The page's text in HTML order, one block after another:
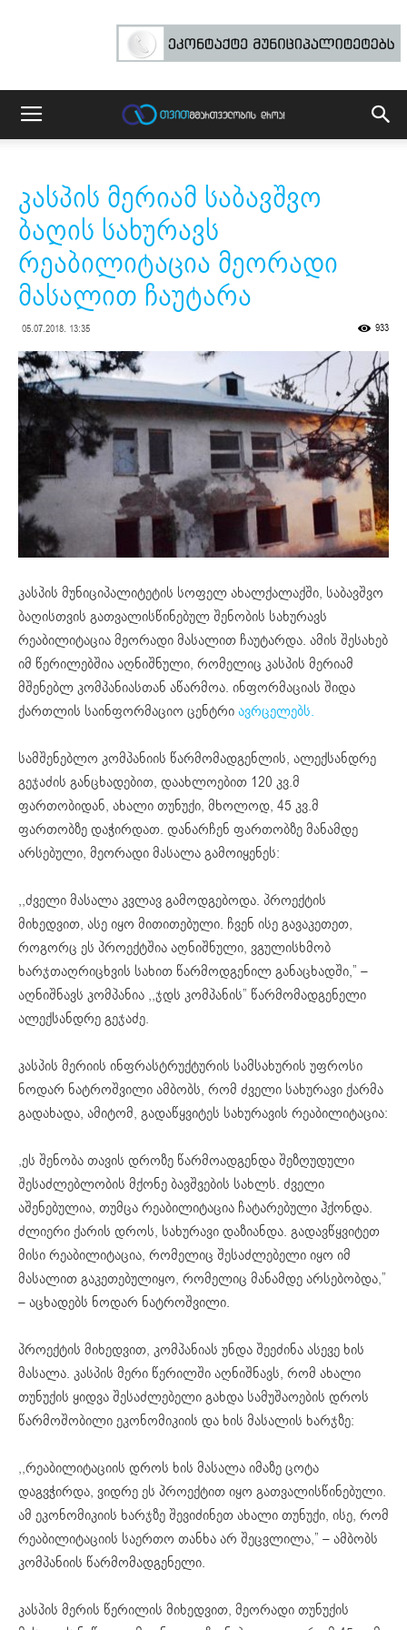
კასპის მერიამ საბავშვო
ბაღის სახურავს
რეაბილიტაცია მეორადი
მასალით ჩაუტარა
05.07.2018. 13:35 933
კასპის მუნიციპალიტეტის სოფელ ახალქალაქში, საბავშვო
ბაღისთვის გათვალისწინებულ შენობის სახურავს
რეაბილიტაცია მეორადი მასალით ჩაუტარდა. ამის შესახებ
იმ წერილებშია აღნიშნული, რომელიც კასპის მერიამ
მშენებლ კომპანიასთან აწარმოა. ინფორმაციას შიდა
ქართლის საინფორმაციო ცენტრიავრცელებს.
სამშენებლო კომპანიის წარმომადგენლის, ალექსანდრე
გეჯაძის განცხადებით, დაახლოებით 120 კვ.მ
ფართობიდან, ახალი თუნუქი, მხოლოდ, 45 კვ.მ
ფართობზე დაჭირდათ. დანარჩენ ფართობზე მანამდე
არსებული, მეორადი მასალა გამოიყენეს:
,,ძველი მასალა კვლავ გამოდგებოდა. პროექტის
მიხედვით, ასე იყო მითითებული. ჩვენ ისე გავაკეთეთ,
როგორც ეს პროექტშია აღნიშნული, ვგულისხმობ
ხარჯთაღრიცხვის სახით წარმოდგენილ განაცხადში,” –
აღნიშნავს კომპანია ,,ჯდს კომპანის” წარმომადგენელი
ალექსანდრე გეჯაძე.
კასპის მერიის ინფრასტრუქტურის სამსახურის უფროსი
ნოდარ ნატროშვილი ამბობს, რომ ძველი სახურავი ქარმა
გადახადა, ამიტომ, გადაწყვიტეს სახურავის რეაბილიტაცია:
,ეს შენობა თავის დროზე წარმოადგენდა შეზღუდული
შესაძლებლობის მქონე ბავშვების სახლს. ძველი
აშენებულია, თუმცა რეაბილიტაცია ჩატარებული ჰქონდა.
ძლიერი ქარის დროს, სახურავი დაზიანდა. გადავწყვიტეთ
მისი რეაბილიტაცია, რომელიც შესაძლებელი იყო იმ
მასალით გაკეთებულიყო, რომელიც მანამდე არსებობდა,”
– აცხადებს ნოდარ ნატროშვილი.
პროექტის მიხედვით, კომპანიას უნდა შეეძინა ასევე ხის
მასალა. კასპის მერი წერილში აღნიშნავს, რომ ახალი
თუნუქის ყიდვა შესაძლებელი გახდა სამუშაოების დროს
წარმოშობილი ეკონომიკიის და ხის მასალის ხარჯზე:
,,რეაბილიტაციის დროს ხის მასალა იმაზე ცოტა
დაგვჭირდა, ვიდრე ეს პროექტით იყო გათვალისწინებული.
ამ ეკონომიკიის ხარჯზე შევიძინეთ ახალი თუნუქი, ისე, რომ
რეაბილიტაციის საერთო თანხა არ შეცვლილა,” – ამბობს
კომპანიის წარმომადგენელი.
კასპის მერის წერილის მიხედვით, მეორადი თუნუქის